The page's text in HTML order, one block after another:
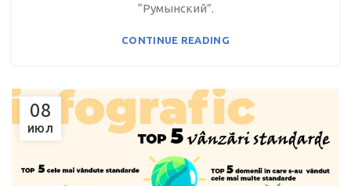
“Румынский”.
CONTINUE READING
08
ИЮЛ